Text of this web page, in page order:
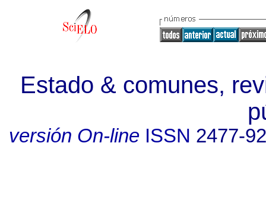
Estado & comunes,
versión On-lineISSN 2477-